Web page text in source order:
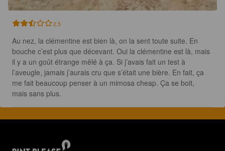
2.5
Au nez, la clémentine est bien là, on la sent toute suite. En
bouche c’est plus que décevant. Oui la clémentine est là, mais
il y a un goût étrange mêlé à ça. Si j’avais fait un test à
l’aveugle, jamais j’aurais cru que s’était une bière. En fait, ça
me fait beaucoup penser à un mimosa cheap. Ça se boit,
mais sans plus.